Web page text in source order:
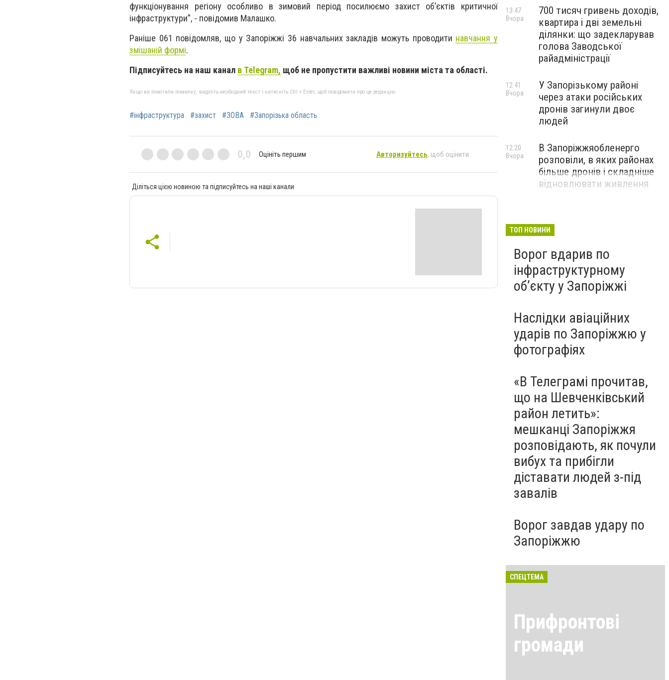
функціонування регіону особливо в зимовий період посилюємо захист об’єктів критичної
інфраструктури”, - повідомив Малашко.
Раніше 061 повідомляв, що у Запоріжжі 36 навчальних закладів можуть проводити навчання у
змішаній формі.
Підписуйтесь на наш канал в Telegram, щоб не пропустити важливі новини міста та області.
Якщо ви помітили помилку, виділіть необхідний текст і натисніть Ctrl + Enter, щоб повідомити про це редакцію
#інфраструктура #захист #ЗОВА #Запорізька область
0,0 Оцініть першим Авторизуйтесь, щоб оцінити
Діліться цією новиною та підписуйтесь на наші канали
700 тисяч гривень доходів,
квартира і дві земельні
ділянки: що задекларував
голова Заводської
райадміністрації
13:47
Вчора
У Запорізькому районі
через атаки російських
дронів загинули двоє
людей
12:41
Вчора
В Запоріжжяобленерго
розповіли, в яких районах
більше дронів і складніше
відновлювати живлення
12:20
Вчора
ТОП НОВИНИ
Ворог вдарив по
інфраструктурному
обʼєкту у Запоріжжі
Наслідки авіаційних
ударів по Запоріжжю у
фотографіях
«В Телеграмі прочитав,
що на Шевченківський
район летить»:
мешканці Запоріжжя
розповідають, як почули
вибух та прибігли
діставати людей з-під
завалів
Ворог завдав удару по
Запоріжжю
СПЕЦТЕМА
Прифронтові
громади